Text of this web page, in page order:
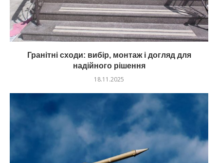
Гранітні сходи: вибір, монтаж і догляд для
надійного рішення
18.11.2025